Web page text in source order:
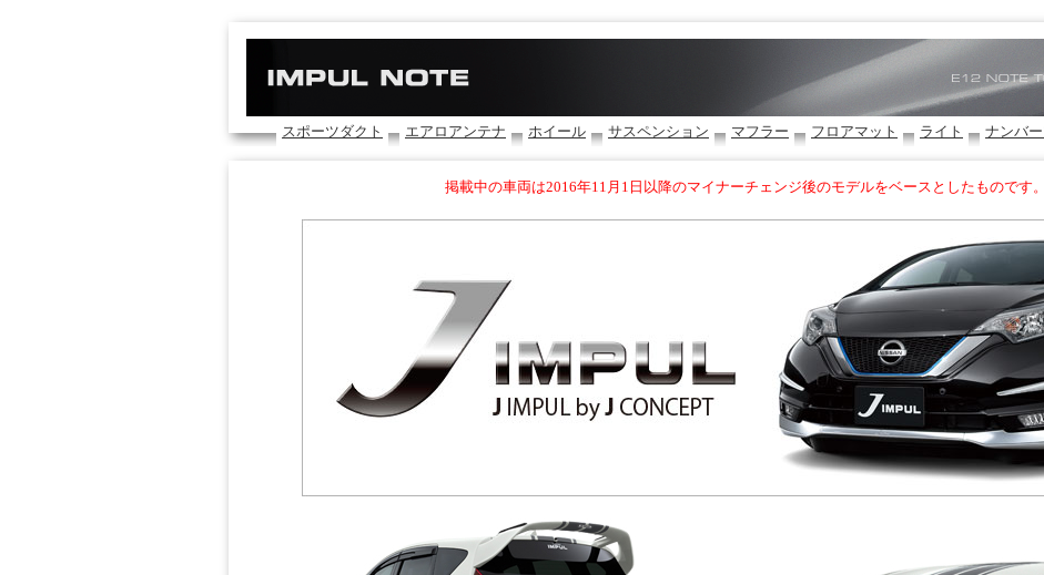
スポーツダクト エアロアンテナ ホイール サスペンション マフラー フロアマット ライト ナンバ
掲載中の車両は2016年11月1日以降のマイナーチェンジ後のモデルをベースとしたものです。